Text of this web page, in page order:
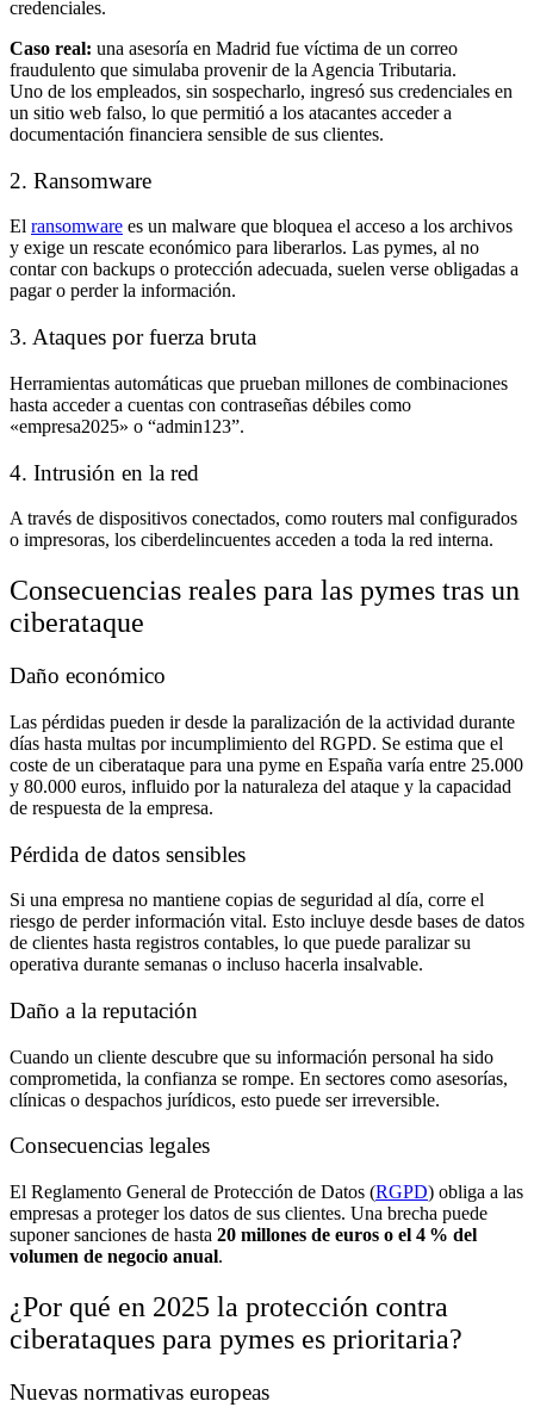
credenciales.
Caso real: una asesoría en Madrid fue víctima de un correo
fraudulento que simulaba provenir de la Agencia Tributaria.
Uno de los empleados, sin sospecharlo, ingresó sus credenciales en
un sitio web falso, lo que permitió a los atacantes acceder a
documentación financiera sensible de sus clientes.
2. Ransomware
El ransomware es un malware que bloquea el acceso a los archivos
y exige un rescate económico para liberarlos. Las pymes, al no
contar con backups o protección adecuada, suelen verse obligadas a
pagar o perder la información.
3. Ataques por fuerza bruta
Herramientas automáticas que prueban millones de combinaciones
hasta acceder a cuentas con contraseñas débiles como
«empresa2025» o “admin123”.
4. Intrusión en la red
A través de dispositivos conectados, como routers mal configurados
o impresoras, los ciberdelincuentes acceden a toda la red interna.
Consecuencias reales para las pymes tras un
ciberataque
Daño económico
Las pérdidas pueden ir desde la paralización de la actividad durante
días hasta multas por incumplimiento del RGPD. Se estima que el
coste de un ciberataque para una pyme en España varía entre 25.000
y 80.000 euros, influido por la naturaleza del ataque y la capacidad
de respuesta de la empresa.
Pérdida de datos sensibles
Si una empresa no mantiene copias de seguridad al día, corre el
riesgo de perder información vital. Esto incluye desde bases de datos
de clientes hasta registros contables, lo que puede paralizar su
operativa durante semanas o incluso hacerla insalvable.
Daño a la reputación
Cuando un cliente descubre que su información personal ha sido
comprometida, la confianza se rompe. En sectores como asesorías,
clínicas o despachos jurídicos, esto puede ser irreversible.
Consecuencias legales
El Reglamento General de Protección de Datos (RGPD) obliga a las
empresas a proteger los datos de sus clientes. Una brecha puede
suponer sanciones de hasta 20 millones de euros o el 4 % del
volumen de negocio anual.
¿Por qué en 2025 la protección contra
ciberataques para pymes es prioritaria?
Nuevas normativas europeas